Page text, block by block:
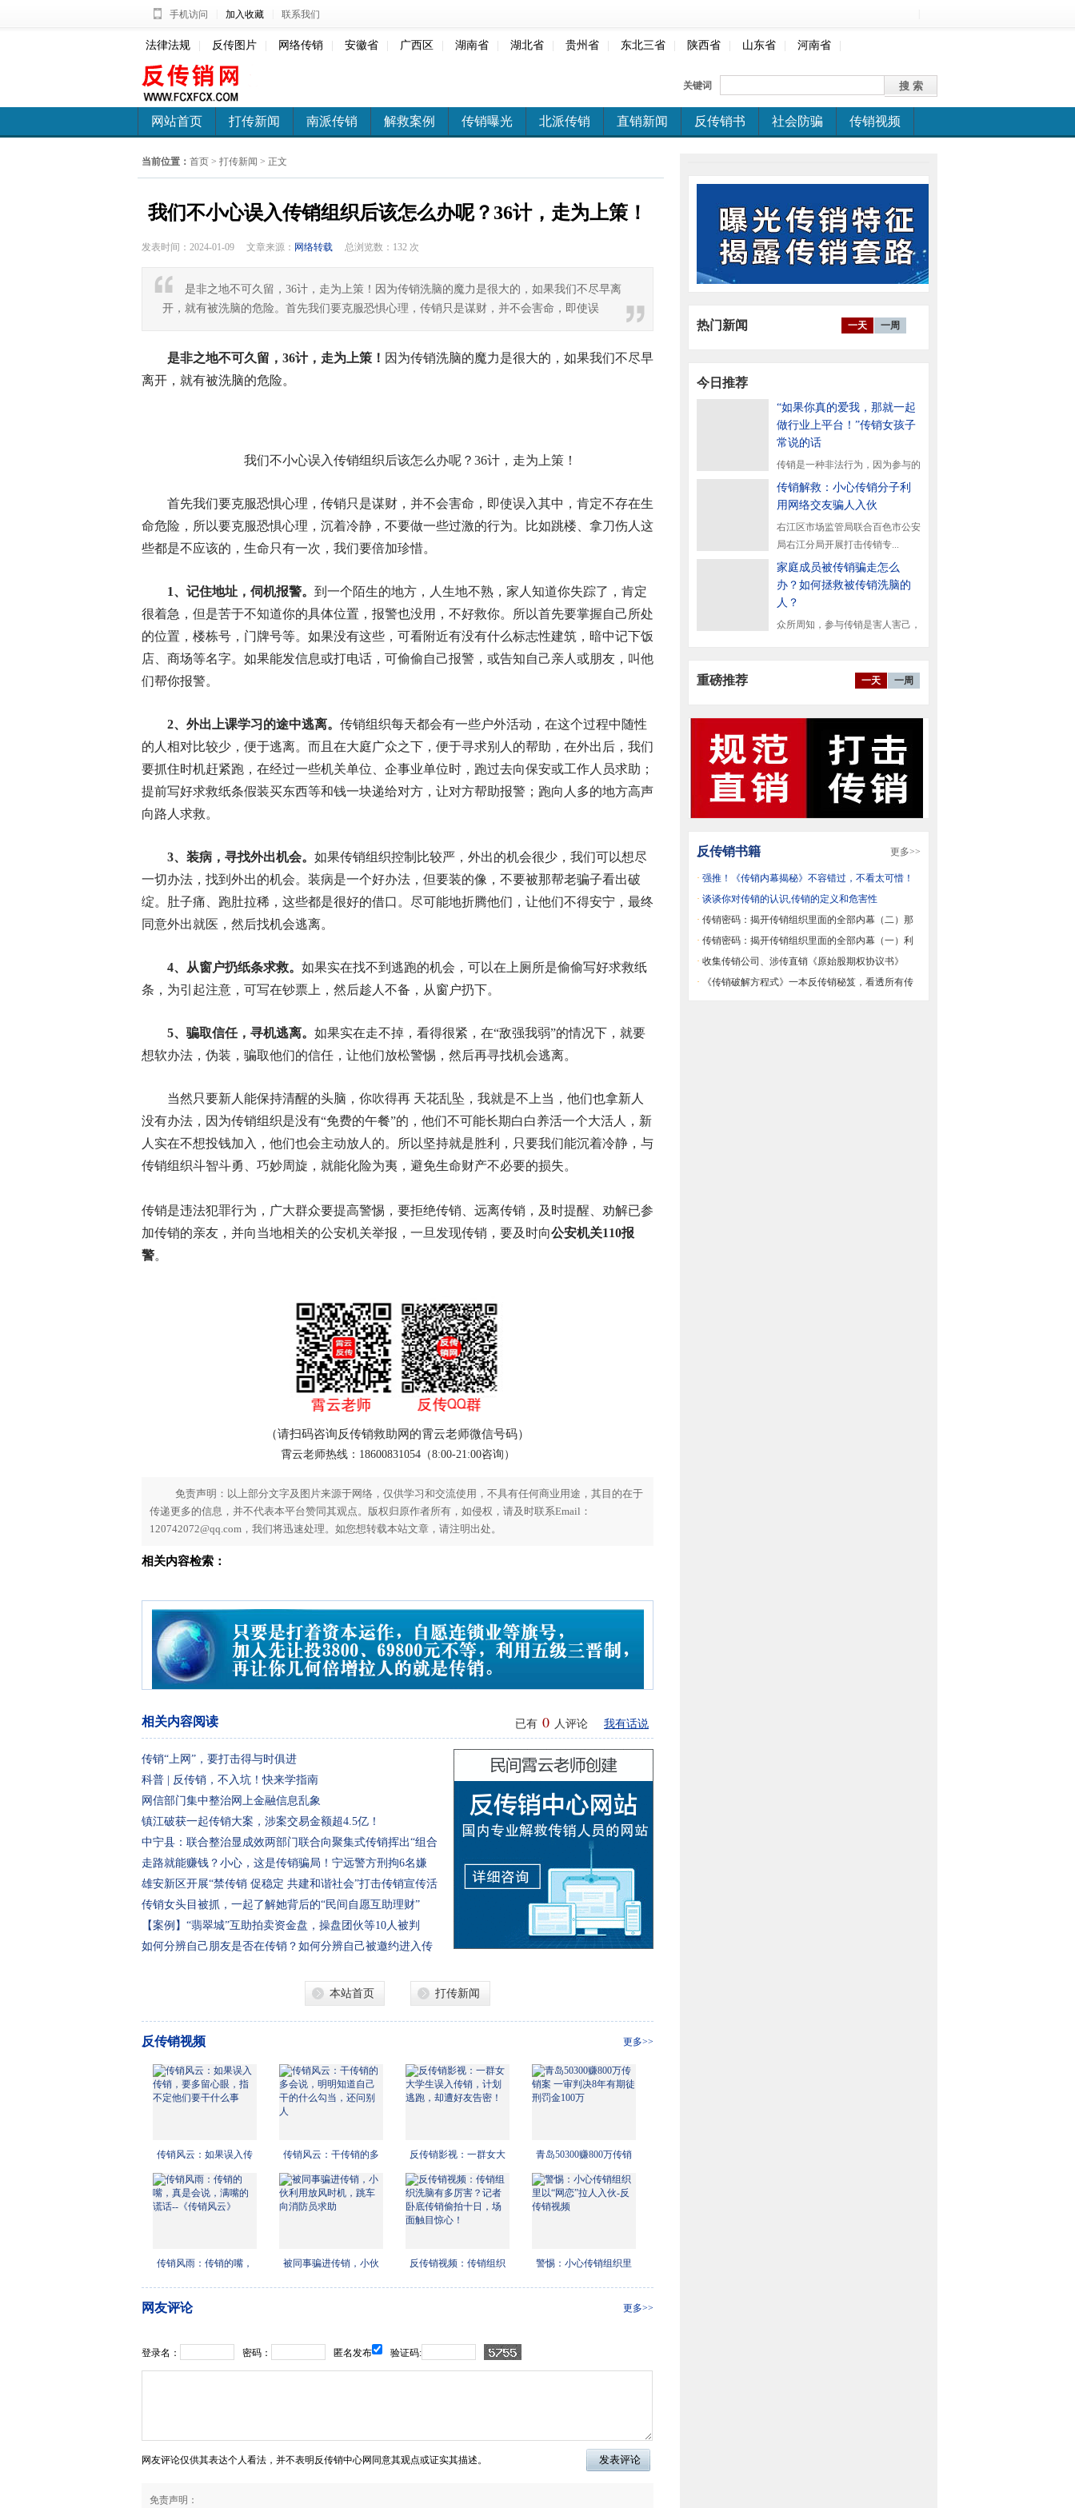
手机访问 加入收藏 联系我们
法律法规 反传图片 网络传销 安徽省 广西区 湖南省 湖北省 贵州省 东北三省 陕西省 山东省 河南省
关键词
网站首页 打传新闻 南派传销 解救案例 传销曝光 北派传销 直销新闻 反传销书 社会防骗 传销视频
当前位置： 首页 > 打传新闻 > 正文
我们不小心误入传销组织后该怎么办呢？36计，走为上策！
发表时间：2024-01-09 文章来源： 网络转载 总浏览数： 132 次
是非之地不可久留，36计，走为上策！因为传销洗脑的魔力是很大的，如果我们不尽早离
开，就有被洗脑的危险。首先我们要克服恐惧心理，传销只是谋财，并不会害命，即使误
是非之地不可久留，36计，走为上策！ 因为传销洗脑的魔力是很大的，如果我们不尽早
离开，就有被洗脑的危险。
我们不小心误入传销组织后该怎么办呢？36计，走为上策！
首先我们要克服恐惧心理，传销只是谋财，并不会害命，即使误入其中，肯定不存在生
命危险，所以要克服恐惧心理，沉着冷静，不要做一些过激的行为。比如跳楼、拿刀伤人这
些都是不应该的，生命只有一次，我们要倍加珍惜。
1、记住地址，伺机报警。 到一个陌生的地方，人生地不熟，家人知道你失踪了，肯定
很着急，但是苦于不知道你的具体位置，报警也没用，不好救你。所以首先要掌握自己所处
的位置，楼栋号，门牌号等。如果没有这些，可看附近有没有什么标志性建筑，暗中记下饭
店、商场等名字。如果能发信息或打电话，可偷偷自己报警，或告知自己亲人或朋友，叫他
们帮你报警。
2、外出上课学习的途中逃离。 传销组织每天都会有一些户外活动，在这个过程中随性
的人相对比较少，便于逃离。而且在大庭广众之下，便于寻求别人的帮助，在外出后，我们
要抓住时机赶紧跑，在经过一些机关单位、企事业单位时，跑过去向保安或工作人员求助；
提前写好求救纸条假装买东西等和钱一块递给对方，让对方帮助报警；跑向人多的地方高声
向路人求救。
3、装病，寻找外出机会。 如果传销组织控制比较严，外出的机会很少，我们可以想尽
一切办法，找到外出的机会。装病是一个好办法，但要装的像，不要被那帮老骗子看出破
绽。肚子痛、跑肚拉稀，这些都是很好的借口。尽可能地折腾他们，让他们不得安宁，最终
同意外出就医，然后找机会逃离。
4、从窗户扔纸条求救。 如果实在找不到逃跑的机会，可以在上厕所是偷偷写好求救纸
条，为引起注意，可写在钞票上，然后趁人不备，从窗户扔下。
5、骗取信任，寻机逃离。 如果实在走不掉，看得很紧，在“敌强我弱”的情况下，就要
想软办法，伪装，骗取他们的信任，让他们放松警惕，然后再寻找机会逃离。
当然只要新人能保持清醒的头脑，你吹得再 天花乱坠，我就是不上当，他们也拿新人
没有办法，因为传销组织是没有“免费的午餐”的，他们不可能长期白白养活一个大活人，新
人实在不想投钱加入，他们也会主动放人的。所以坚持就是胜利，只要我们能沉着冷静，与
传销组织斗智斗勇、巧妙周旋，就能化险为夷，避免生命财产不必要的损失。
传销是违法犯罪行为，广大群众要提高警惕，要拒绝传销、远离传销，及时提醒、劝解已参
加传销的亲友，并向当地相关的公安机关举报，一旦发现传销，要及时向公安机关110报
警。
（请扫码咨询反传销救助网的霄云老师微信号码）
霄云老师热线：18600831054（8:00-21:00咨询）
免责声明：以上部分文字及图片来源于网络，仅供学习和交流使用，不具有任何商业用途，其目的在于
传递更多的信息，并不代表本平台赞同其观点。版权归原作者所有，如侵权，请及时联系Email：
120742072@qq.com，我们将迅速处理。如您想转载本站文章，请注明出处。
相关内容检索：
已有 0 人评论 我有话说
相关内容阅读
传销“上网”，要打击得与时俱进
科普 | 反传销，不入坑！快来学指南
网信部门集中整治网上金融信息乱象
镇江破获一起传销大案，涉案交易金额超4.5亿！
中宁县：联合整治显成效两部门联合向聚集式传销挥出“组合
拳”
走路就能赚钱？小心，这是传销骗局！宁远警方刑拘6名嫌
疑人
雄安新区开展“禁传销 促稳定 共建和谐社会”打击传销宣传活
动
传销女头目被抓，一起了解她背后的“民间自愿互助理财”
【案例】“翡翠城”互助拍卖资金盘，操盘团伙等10人被判
刑，最高
如何分辨自己朋友是否在传销？如何分辨自己被邀约进入传
本站首页 打传新闻
更多>>
反传销视频
传销风云：如果误入传
传销风云：干传销的多
反传销影视：一群女大
青岛50300赚800万传销
传销风雨：传销的嘴，
被同事骗进传销，小伙
反传销视频：传销组织
警惕：小心传销组织里
更多>>
网友评论
登录名： 密码： 匿名发布 验证码:
网友评论仅供其表达个人看法，并不表明反传销中心网同意其观点或证实其描述。
免责声明：
一天 一周
热门新闻
今日推荐
“如果你真的爱我，那就一起
做行业上平台！”传销女孩子
常说的话
传销是一种非法行为，因为参与的
人多了往往会给社会带来严...传销解救：小心传销分子利
用网络交友骗人入伙
右江区市场监管局联合百色市公安
局右江分局开展打击传销专...
家庭成员被传销骗走怎么
办？如何拯救被传销洗脑的
人？
众所周知，参与传销是害人害己，
一天 一周
重磅推荐
更多>>
反传销书籍
· 强推！《传销内幕揭秘》不容错过，不看太可惜！
· 谈谈你对传销的认识,传销的定义和危害性
· 传销密码：揭开传销组织里面的全部内幕（二）那
是宏观
· 传销密码：揭开传销组织里面的全部内幕（一）利
用人性
· 收集传销公司、涉传直销《原始股期权协议书》
《原始股
·
《传销破解方程式》一本反传销秘笈，看透所有传